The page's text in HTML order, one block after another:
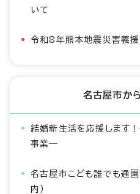
いて
令和8年熊本地震災害義
名古屋市か
結婚新生活を応援します
事業―
名古屋市こども誰でも通
内）